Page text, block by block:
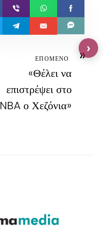
»
ΕΠΟΜΕΝΟ
«Θέλει να
επιστρέψει στο
NBA ο Χεζόνια»
›